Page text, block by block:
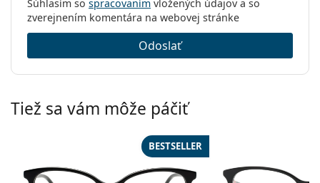
Súhlasím so spracovaním vložených údajov a so
zverejnením komentára na webovej stránke
Odoslať
Tiež sa vám môže páčiť
BESTSELLER